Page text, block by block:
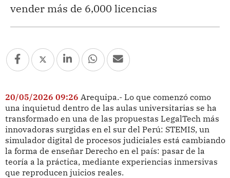
vender más de 6,000 licencias
20/05/2026 09:26 Arequipa.- Lo que comenzó como
una inquietud dentro de las aulas universitarias se ha
transformado en una de las propuestas LegalTech más
innovadoras surgidas en el sur del Perú: STEMIS, un
simulador digital de procesos judiciales está cambiando
la forma de enseñar Derecho en el país: pasar de la
teoría a la práctica, mediante experiencias inmersivas
que reproducen juicios reales.